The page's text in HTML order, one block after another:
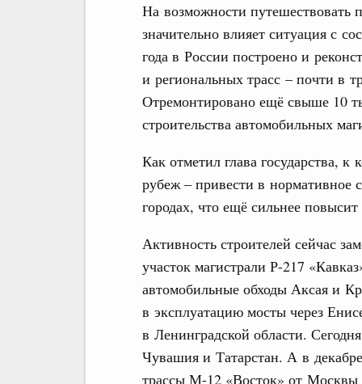
На возможности путешествовать
значительно влияет ситуация с
года в России построено и
и региональных трасс – почти в
Отремонтировано ещё свыше 10
строительства автомобильных
Как отметил глава государства,
рубеж ‒ привести в нормативное
городах, что ещё сильнее
Активность строителей сейчас
участок магистрали Р-217
автомобильные обходы Аксая и
в эксплуатацию мосты через
в Ленинградской области.
Чувашия и Татарстан. А в
трассы М-12 «Восток» от Москвы